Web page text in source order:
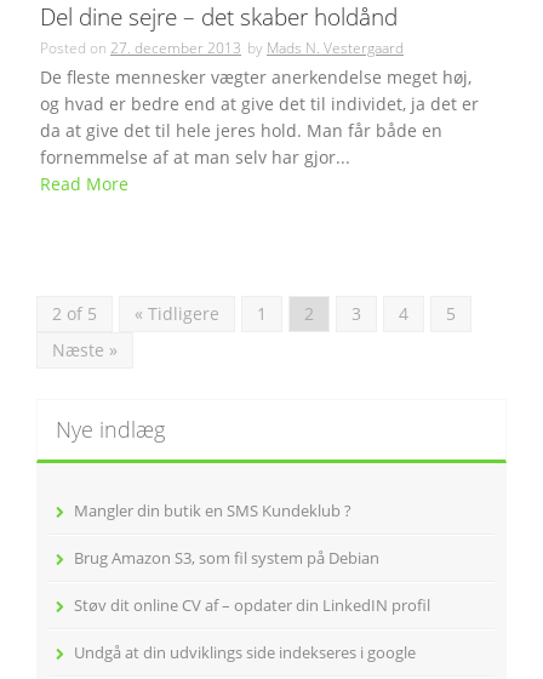
Del dine sejre – det skaber holdånd
Posted on 27. december 2013 by Mads N. Vestergaard
De fleste mennesker vægter anerkendelse meget høj,
og hvad er bedre end at give det til individet, ja det er
da at give det til hele jeres hold. Man får både en
fornemmelse af at man selv har gjor...
Read More
2 of 5 « Tidligere 1 2 3 4
5
Næste »
Nye indlæg
Mangler din butik en SMS Kundeklub ?
Brug Amazon S3, som fil system på Debian
Støv dit online CV af – opdater din LinkedIN profil
Undgå at din udviklings side indekseres i google